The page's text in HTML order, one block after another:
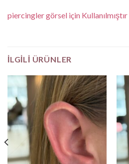
piercingler görsel için Kullanılmıştır
İLGILI ÜRÜNLER